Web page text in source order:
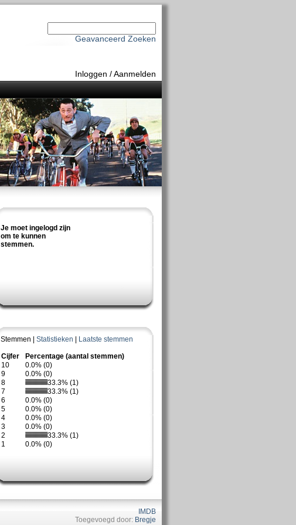
Geavanceerd Zoeken
Inloggen /Aanmelden
Je moet ingelogd zijn
om te kunnen
stemmen.
Stemmen | Statistieken Laatste stemmen
Cijfer
Percentage (aantal stemmen)
10
0.0% (0)
9
0.0% (0)
8
33.3% (1)
7
33.3% (1)
6
0.0% (0)
5
0.0% (0)
4
0.0% (0)
3
0.0% (0)
2
33.3% (1)
1
0.0% (0)
IMDB
Toegevoegd door: Bregje